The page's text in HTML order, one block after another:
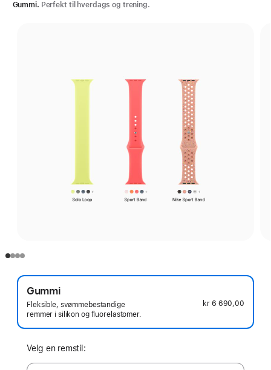
Gummi. Perfekt til hverdags og trening.
Gummi
Fleksible, svømmebestandige
remmer i silikon og fluorelastomer.
kr 6 690,00
Velg en remstil: